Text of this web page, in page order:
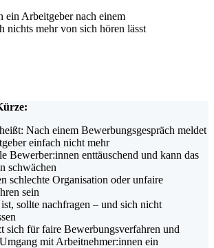
Arbeitgeber nach einem
nichts mehr von sich hören lässt
Nach einem Bewerbungsgespräch meldet
einfach nicht mehr
Bewerber:innen enttäuschend und kann das
schwächen
schlechte Organisation oder unfaire
sein
sollte nachfragen – und sich nicht
sich für faire Bewerbungsverfahren und
mit Arbeitnehmer:innen ein